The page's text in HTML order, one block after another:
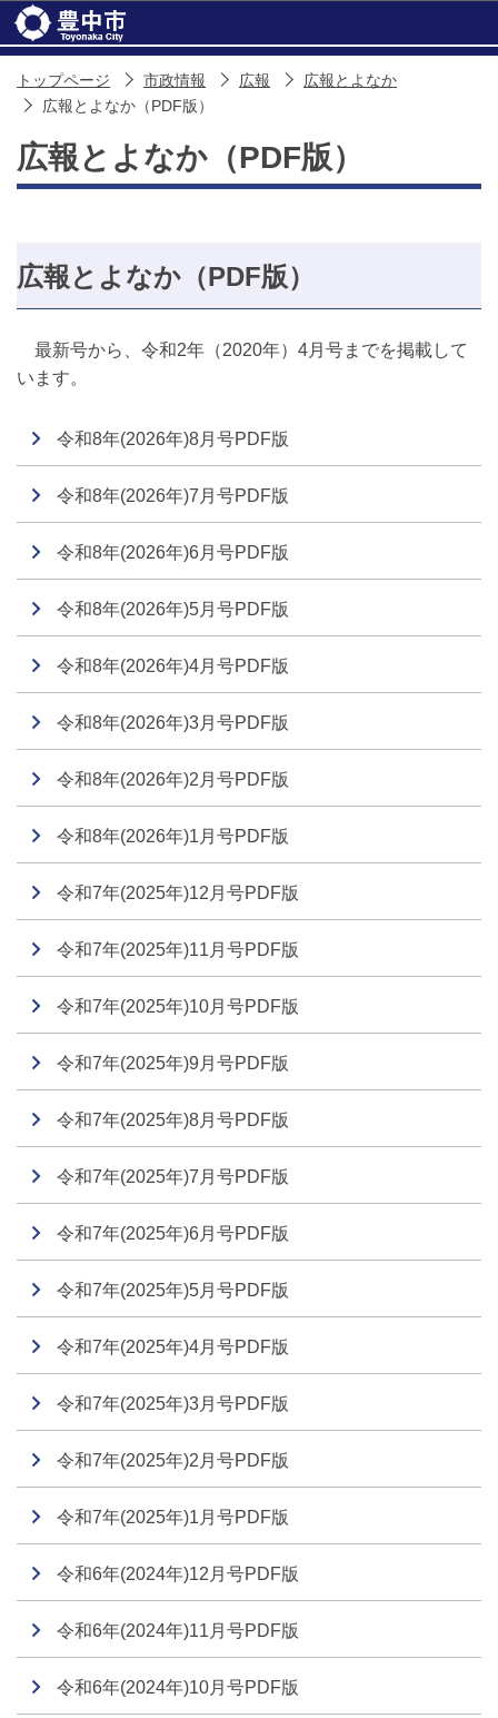
トップページ 市政情報 広報
広報とよなか
広報とよなか（PDF版）
広報とよなか（PDF版）
広報とよなか（PDF版）
最新号から、令和2年（2020年）4月号までを掲載して
います。
令和8年(2026年)8月号PDF版
令和8年(2026年)7月号PDF版
令和8年(2026年)6月号PDF版
令和8年(2026年)5月号PDF版
令和8年(2026年)4月号PDF版
令和8年(2026年)3月号PDF版
令和8年(2026年)2月号PDF版
令和8年(2026年)1月号PDF版
令和7年(2025年)12月号PDF版
令和7年(2025年)11月号PDF版
令和7年(2025年)10月号PDF版
令和7年(2025年)9月号PDF版
令和7年(2025年)8月号PDF版
令和7年(2025年)7月号PDF版
令和7年(2025年)6月号PDF版
令和7年(2025年)5月号PDF版
令和7年(2025年)4月号PDF版
令和7年(2025年)3月号PDF版
令和7年(2025年)2月号PDF版
令和7年(2025年)1月号PDF版
令和6年(2024年)12月号PDF版
令和6年(2024年)11月号PDF版
令和6年(2024年)10月号PDF版